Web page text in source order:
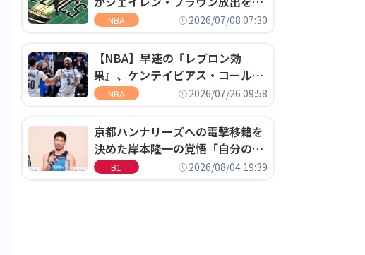
明「キャップの70％が2人の選手
NBA 2026/07/08 07:30
【NBA】早速の『レブロン効
果』、ケンテイビアス・コールド
ウェル・ポープがセブンティシク
NBA 2026/07/26 09:58
京都ハンナリーズへの電撃移籍を
決めた岸本隆一の覚悟「自分のエ
ゴというちっぽけなことのため
B1 2026/08/04 19:39